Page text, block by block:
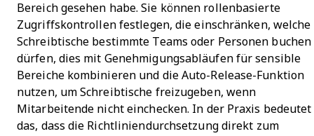
Bereich gesehen habe. Sie können rollenbasierte
Zugriffskontrollen festlegen, die einschränken, welche
Schreibtische bestimmte Teams oder Personen buchen
dürfen, dies mit Genehmigungsabläufen für sensible
Bereiche kombinieren und die Auto-Release-Funktion
nutzen, um Schreibtische freizugeben, wenn
Mitarbeitende nicht einchecken. In der Praxis bedeutet
das, dass die Richtliniendurchsetzung direkt zum